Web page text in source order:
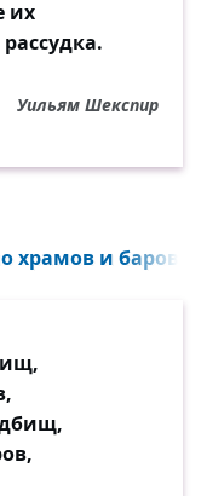
их
Уильям Шекспир
и баров...